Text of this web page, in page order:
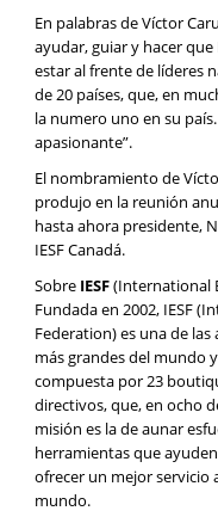
En palabras de Víctor
ayudar, guiar y hacer que
estar al frente de líderes
de 20 países, que, en
la numero uno en su
apasionante”.
El nombramiento de
produjo en la reunión
hasta ahora presidente,
IESF Canadá.
Sobre IESF(International
Fundada en 2002, IESF
Federation) es una de
más grandes del mundo
compuesta por 23
directivos, que, en ocho
misión es la de aunar
herramientas que
ofrecer un mejor servicio
mundo.